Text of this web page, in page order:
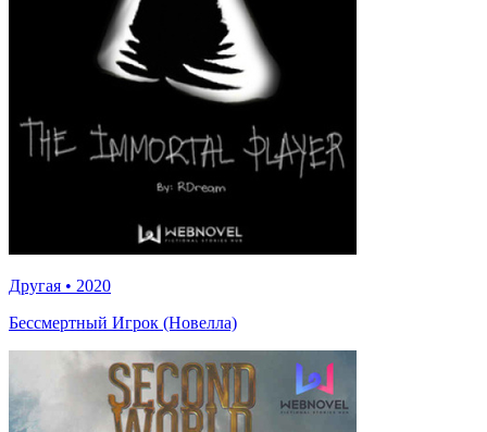
Другая • 2020
Бессмертный Игрок (Новелла)